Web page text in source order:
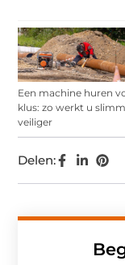
Een machine huren
klus: zo werkt u
veiliger
Delen: